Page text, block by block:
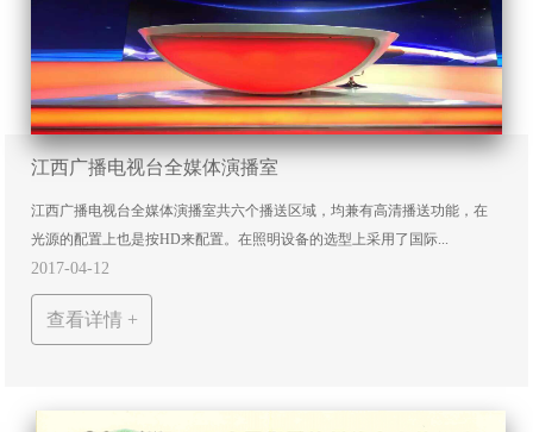
江西广播电视台全媒体演播室
江西广播电视台全媒体演播室共六个播送区域，均兼有高清播送功能，在
光源的配置上也是按HD来配置。在照明设备的选型上采用了国际...
2017-04-12
查看详情 +